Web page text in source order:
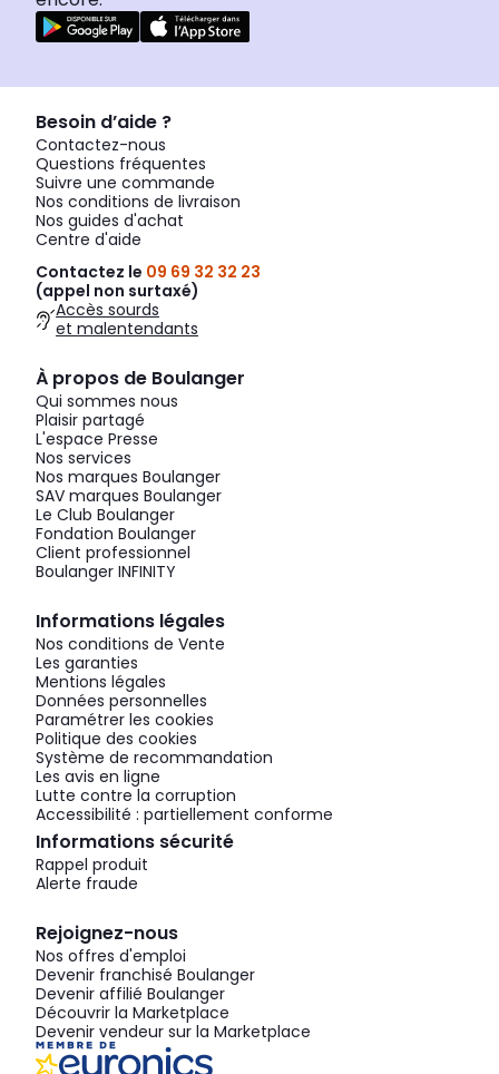
Besoin d’aide ?
Contactez-nous
Questions fréquentes
Suivre une commande
Nos conditions de livraison
Nos guides d'achat
Centre d'aide
Contactez le 09 69 32 32 23
(appel non surtaxé)
Accès sourds
et malentendants
À propos de Boulanger
Qui sommes nous
Plaisir partagé
L'espace Presse
Nos services
Nos marques Boulanger
SAV marques Boulanger
Le Club Boulanger
Fondation Boulanger
Client professionnel
Boulanger INFINITY
Informations légales
Nos conditions de Vente
Les garanties
Mentions légales
Données personnelles
Paramétrer les cookies
Politique des cookies
Système de recommandation
Les avis en ligne
Lutte contre la corruption
Accessibilité : partiellement conforme
Informations sécurité
Rappel produit
Alerte fraude
Rejoignez-nous
Nos offres d'emploi
Devenir franchisé Boulanger
Devenir affilié Boulanger
Découvrir la Marketplace
Devenir vendeur sur la Marketplace